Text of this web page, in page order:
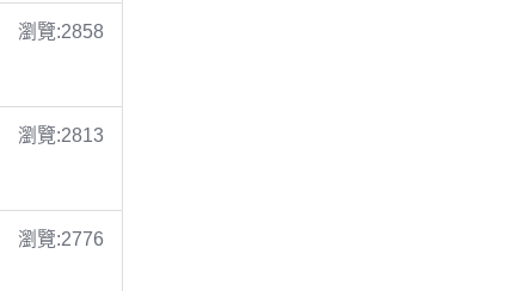
瀏覽:2858
瀏覽:2813
瀏覽:2776